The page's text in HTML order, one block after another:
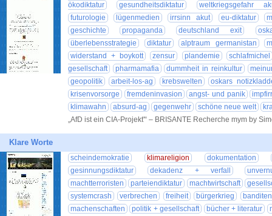
ökodiktatur
gesundheitsdiktatur
weltkriegsgefahr
futurologie
lügenmedien irrsinn akut eu-diktatur
geschichte
propaganda deutschland exit
überlebensstrategie
diktatur alptraum germanistan
widerstand + boykott
zensur plandemie
schlafmichel
gesellschaft
pharmamafia dummheit in reinkultur
geopolitik
arbeit-los-ag krebswelten
oskars
krisenvorsorge
fremdeninvasion angst- und panik
klimawahn
absurd-ag gegenwehr schöne neue welt
„AfD ist ein CIA-Projekt'“ – BRISANTE Recherche mym by
Klare Worte
scheindemokratie klimareligion
dokumentation
gesinnungsdiktatur
dekadenz + verfall
machtterroristen
parteiendiktatur machtwirtschaft
systemcrash
verbrechen freiheit bürgerkrieg
machenschaften
politik + gesellschaft bücher + literatur